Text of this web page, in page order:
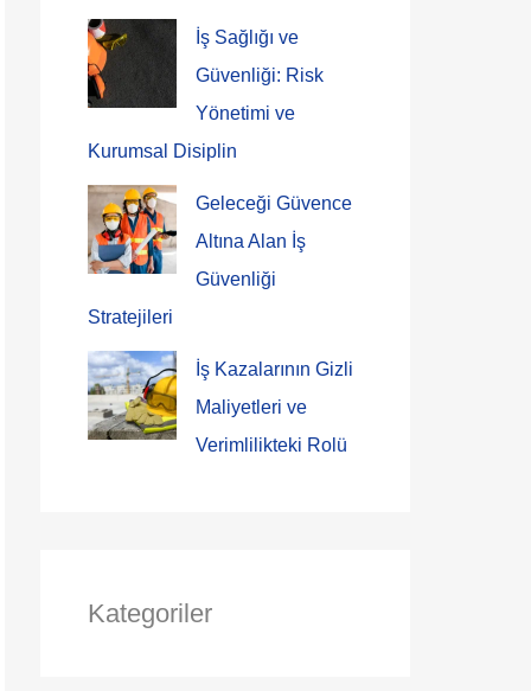
İş Sağlığı ve
Güvenliği: Risk
Yönetimi ve
Kurumsal Disiplin
Geleceği Güvence
Altına Alan İş
Güvenliği
Stratejileri
İş Kazalarının Gizli
Maliyetleri ve
Verimlilikteki Rolü
Kategoriler